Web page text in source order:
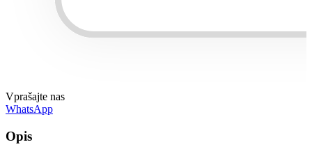
Vprašajte nas
WhatsApp
Opis